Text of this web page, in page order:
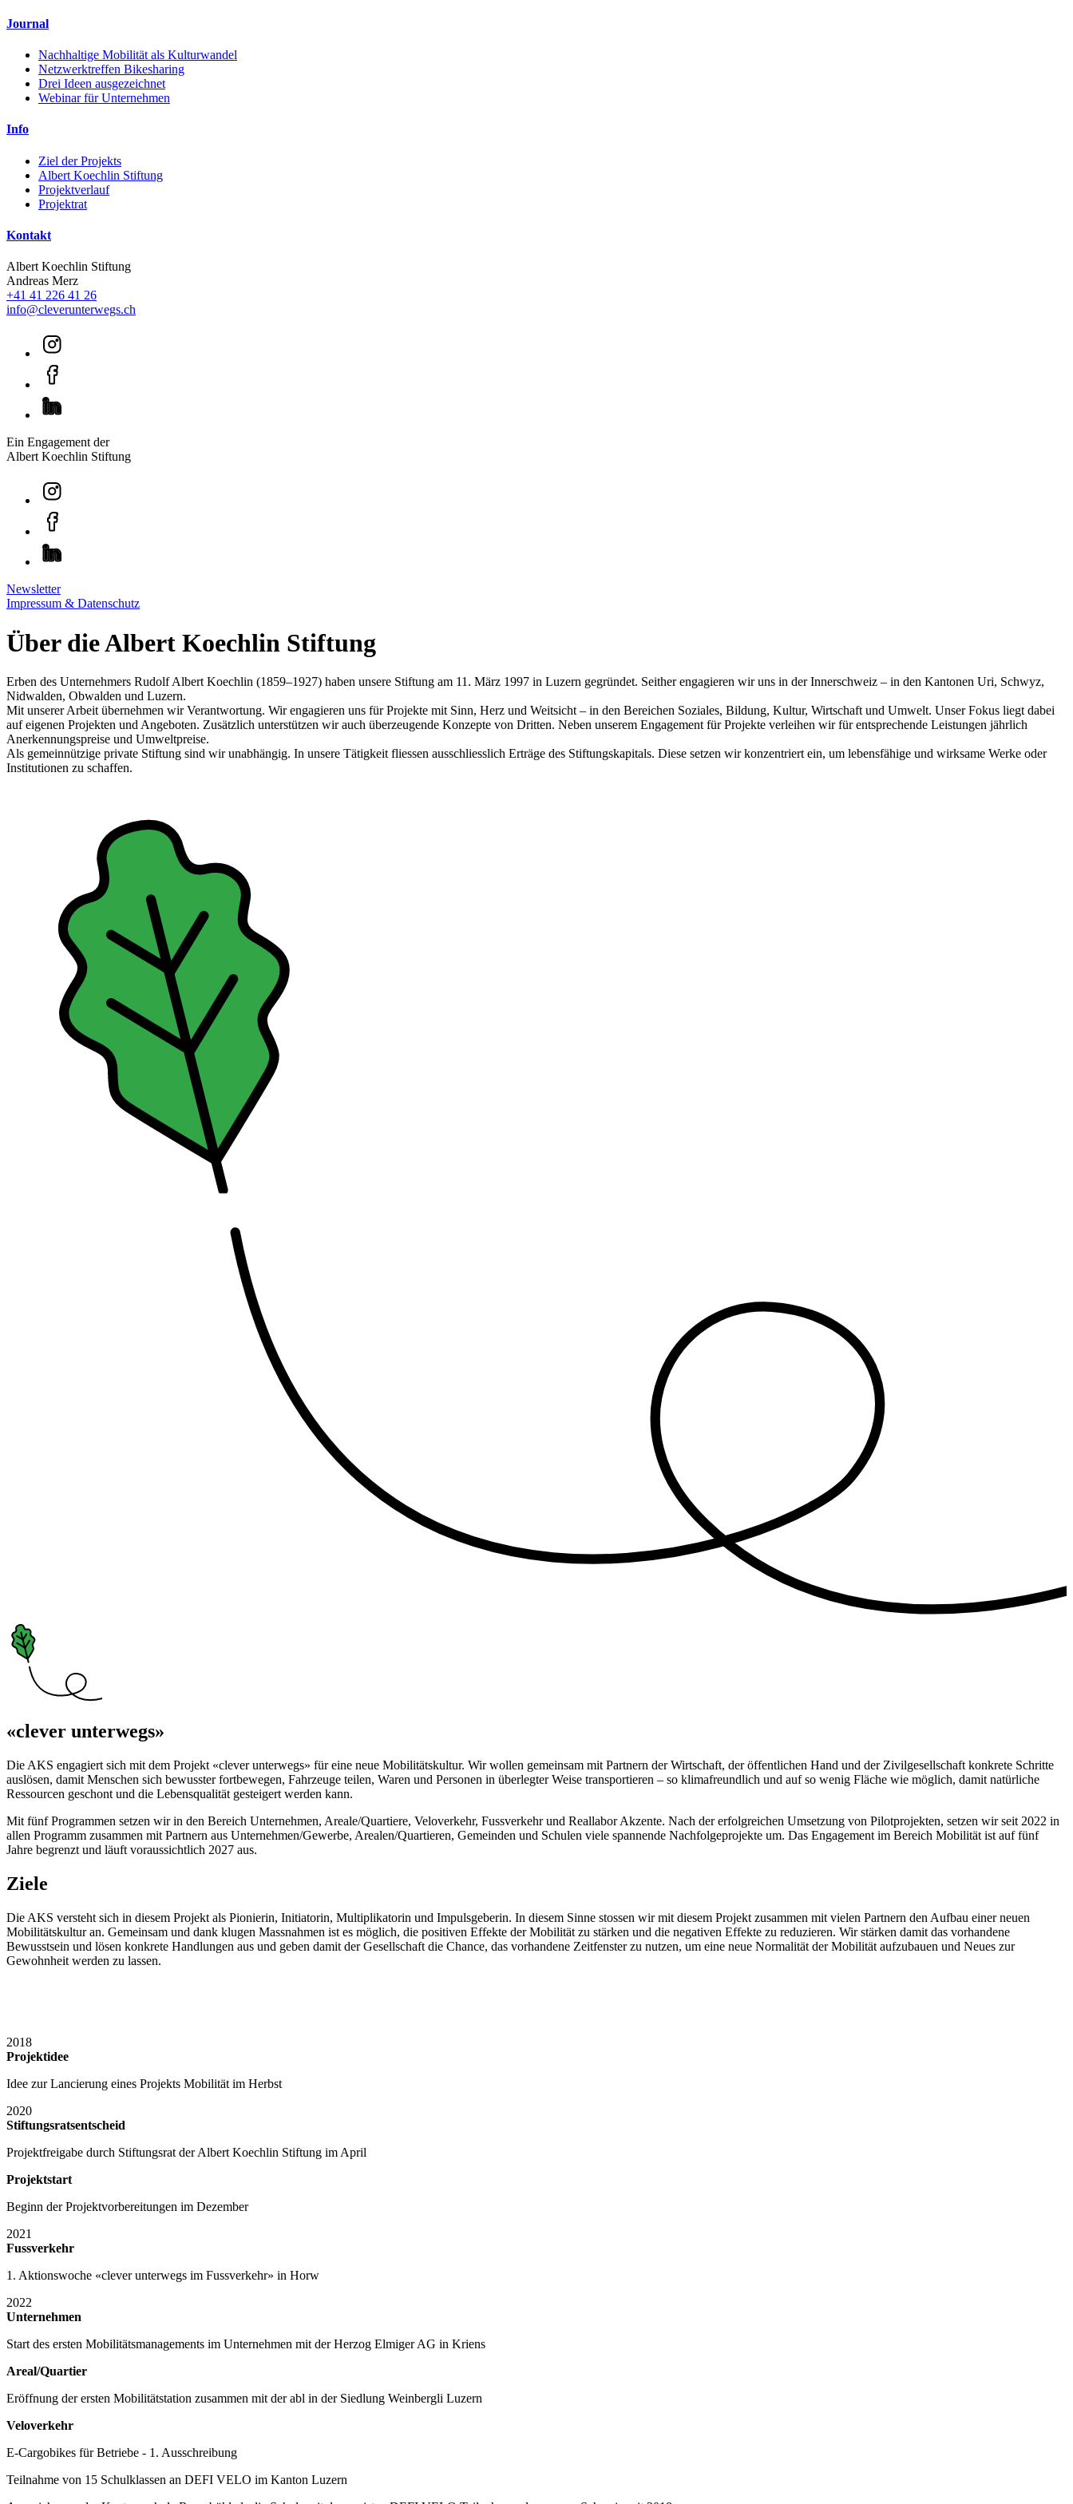
Journal
Nachhaltige Mobilität als Kulturwandel
Netzwerktreffen Bikesharing
Drei Ideen ausgezeichnet
Webinar für Unternehmen
Info
Ziel der Projekts
Albert Koechlin Stiftung
Projektverlauf
Projektrat
Kontakt
Albert Koechlin Stiftung
Andreas Merz
+41 41 226 41 26
info@cleverunterwegs.ch
Ein Engagement der
Albert Koechlin Stiftung
Newsletter
Impressum & Datenschutz
Über die Albert Koechlin Stiftung
Erben des Unternehmers Rudolf Albert Koechlin (1859–1927) haben unsere Stiftung am 11. März 1997 in Luzern gegründet. Seither engagieren wir uns in der Innerschweiz – in den Kantonen Uri, Schwyz,
Nidwalden, Obwalden und Luzern.
Mit unserer Arbeit übernehmen wir Verantwortung. Wir engagieren uns für Projekte mit Sinn, Herz und Weitsicht – in den Bereichen Soziales, Bildung, Kultur, Wirtschaft und Umwelt. Unser Fokus liegt dabei
auf eigenen Projekten und Angeboten. Zusätzlich unterstützen wir auch überzeugende Konzepte von Dritten. Neben unserem Engagement für Projekte verleihen wir für entsprechende Leistungen jährlich
Anerkennungspreise und Umweltpreise.
Als gemeinnützige private Stiftung sind wir unabhängig. In unsere Tätigkeit fliessen ausschliesslich Erträge des Stiftungskapitals. Diese setzen wir konzentriert ein, um lebensfähige und wirksame Werke oder
Institutionen zu schaffen.
«clever unterwegs»
Die AKS engagiert sich mit dem Projekt «clever unterwegs» für eine neue Mobilitätskultur. Wir wollen gemeinsam mit Partnern der Wirtschaft, der öffentlichen Hand und der Zivilgesellschaft konkrete Schritte
auslösen, damit Menschen sich bewusster fortbewegen, Fahrzeuge teilen, Waren und Personen in überlegter Weise transportieren – so klimafreundlich und auf so wenig Fläche wie möglich, damit natürliche
Ressourcen geschont und die Lebensqualität gesteigert werden kann.
Mit fünf Programmen setzen wir in den Bereich Unternehmen, Areale/Quartiere, Veloverkehr, Fussverkehr und Reallabor Akzente. Nach der erfolgreichen Umsetzung von Pilotprojekten, setzen wir seit 2022 in
allen Programm zusammen mit Partnern aus Unternehmen/Gewerbe, Arealen/Quartieren, Gemeinden und Schulen viele spannende Nachfolgeprojekte um. Das Engagement im Bereich Mobilität ist auf fünf
Jahre begrenzt und läuft voraussichtlich 2027 aus.
Ziele
Die AKS versteht sich in diesem Projekt als Pionierin, Initiatorin, Multiplikatorin und Impulsgeberin. In diesem Sinne stossen wir mit diesem Projekt zusammen mit vielen Partnern den Aufbau einer neuen
Mobilitätskultur an. Gemeinsam und dank klugen Massnahmen ist es möglich, die positiven Effekte der Mobilität zu stärken und die negativen Effekte zu reduzieren. Wir stärken damit das vorhandene
Bewusstsein und lösen konkrete Handlungen aus und geben damit der Gesellschaft die Chance, das vorhandene Zeitfenster zu nutzen, um eine neue Normalität der Mobilität aufzubauen und Neues zur
Gewohnheit werden zu lassen.
2018
Projektidee
Idee zur Lancierung eines Projekts Mobilität im Herbst
2020
Stiftungsratsentscheid
Projektfreigabe durch Stiftungsrat der Albert Koechlin Stiftung im April
Projektstart
Beginn der Projektvorbereitungen im Dezember
2021
Fussverkehr
1. Aktionswoche «clever unterwegs im Fussverkehr» in Horw
2022
Unternehmen
Start des ersten Mobilitätsmanagements im Unternehmen mit der Herzog Elmiger AG in Kriens
Areal/Quartier
Eröffnung der ersten Mobilitätstation zusammen mit der abl in der Siedlung Weinbergli Luzern
Veloverkehr
E-Cargobikes für Betriebe - 1. Ausschreibung
Teilnahme von 15 Schulklassen an DEFI VELO im Kanton Luzern